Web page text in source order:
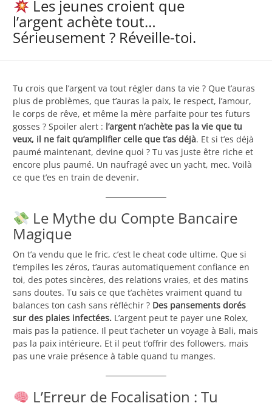
Les jeunes croient que
l’argent achète tout…
Sérieusement ? Réveille-toi.
Tu crois que l’argent va tout régler dans ta vie ? Que t’auras
plus de problèmes, que t’auras la paix, le respect, l’amour,
le corps de rêve, et même la mère parfaite pour tes futurs
gosses ? Spoiler alert : l’argent n’achète pas la vie que tu
veux, il ne fait qu’amplifier celle que t’as déjà. Et si t’es déjà
paumé maintenant, devine quoi ? Tu vas juste être riche et
encore plus paumé. Un naufragé avec un yacht, mec. Voilà
ce que t’es en train de devenir.
Le Mythe du Compte Bancaire
Magique
On t’a vendu que le fric, c’est le cheat code ultime. Que si
t’empiles les zéros, t’auras automatiquement confiance en
toi, des potes sincères, des relations vraies, et des matins
sans doutes. Tu sais ce que t’achètes vraiment quand tu
balances ton cash sans réfléchir ? Des pansements dorés
sur des plaies infectées. L’argent peut te payer une Rolex,
mais pas la patience. Il peut t’acheter un voyage à Bali, mais
pas la paix intérieure. Et il peut t’offrir des followers, mais
pas une vraie présence à table quand tu manges.
L’Erreur de Focalisation : Tu